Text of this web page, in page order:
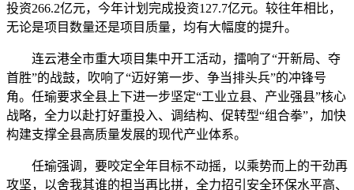
投资266.2亿元，今年计划完成投资127.7亿元。较往年相比，
无论是项目数量还是项目质量，均有大幅度的提升。
连云港全市重大项目集中开工活动，擂响了“开新局、夺
首胜”的战鼓，吹响了“迈好第一步、争当排头兵”的冲锋号
角。任瑜要求全县上下进一步坚定“工业立县、产业强县”核心
战略，全力以赴打好重投入、调结构、促转型“组合拳”，加快
构建支撑全县高质量发展的现代产业体系。
任瑜强调，要咬定全年目标不动摇，以乘势而上的干劲再
攻坚，以舍我其谁的担当再比拼，全力招引安全环保水平高、